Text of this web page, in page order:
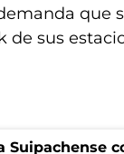
que
de sus
Suipachense